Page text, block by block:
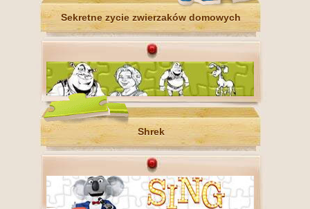
Sekretne zycie zwierzaków domowych
Shrek